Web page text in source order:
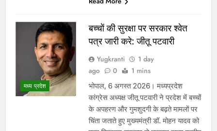
WhatsApp
Read More
वादे कर मुकर जाना भाजपा की
पहचान, किसान फिर ठगे जा रहे :
कमलनाथ
Yugkranti
3 days
ago
0 1 mins